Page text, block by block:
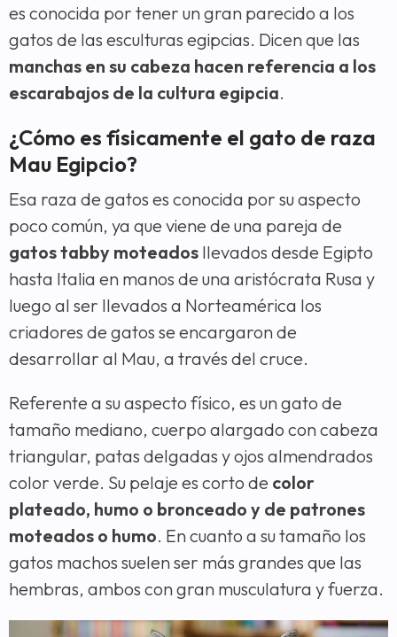
es conocida por tener un gran parecido a los
gatos de las esculturas egipcias. Dicen que las
manchas en su cabeza hacen referencia a los
escarabajos de la cultura egipcia.
¿Cómo es físicamente el gato de raza
Mau Egipcio?
Esa raza de gatos es conocida por su aspecto
poco común, ya que viene de una pareja de
gatos tabby moteados llevados desde Egipto
hasta Italia en manos de una aristócrata Rusa y
luego al ser llevados a Norteamérica los
criadores de gatos se encargaron de
desarrollar al Mau, a través del cruce.
Referente a su aspecto físico, es un gato de
tamaño mediano, cuerpo alargado con cabeza
triangular, patas delgadas y ojos almendrados
color verde. Su pelaje es corto de color
plateado, humo o bronceado y de patrones
moteados o humo. En cuanto a su tamaño los
gatos machos suelen ser más grandes que las
hembras, ambos con gran musculatura y fuerza.